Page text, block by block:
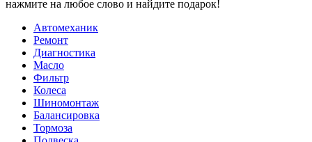
нажмите на любое слово и найдите подарок!
Автомеханик
Ремонт
Диагностика
Масло
Фильтр
Колеса
Шиномонтаж
Балансировка
Тормоза